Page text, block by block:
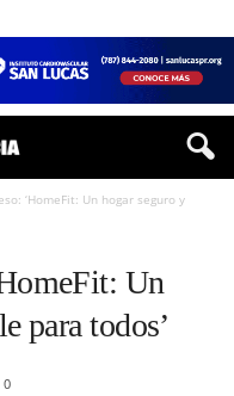
‘HomeFit: Un hogar seguro y
Un
para todos’
0